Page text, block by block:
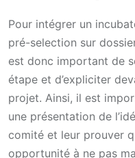
Pour intégrer un
pré-selection sur
est donc important de
étape et d’expliciter
projet. Ainsi, il est
une présentation de
comité et leur prouver
opportunité à ne pas